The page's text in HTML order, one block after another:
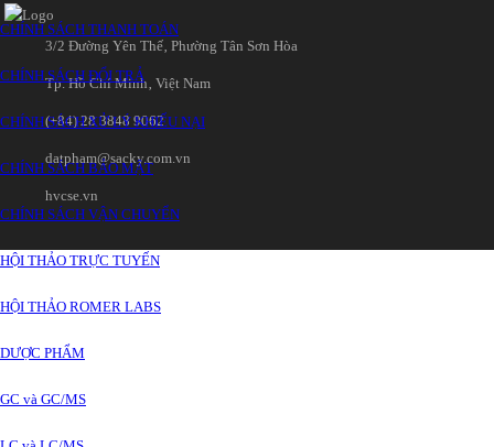
CHÍNH SÁCH THANH TOÁN
CHÍNH SÁCH ĐỔI TRẢ
CHÍNH SÁCH XỬ LÝ KHIẾU NẠI
CHÍNH SÁCH BẢO MẬT
CHÍNH SÁCH VẬN CHUYỂN
HỘI THẢO TRỰC TUYẾN
HỘI THẢO ROMER LABS
DƯỢC PHẨM
GC và GC/MS
3/2 Đường Yên Thế‚ Phường Tân Sơn Hòa
Tp. Hồ Chí Minh‚ Việt Nam
(+84) 28 3848 9062
datpham@sacky.com.vn
hvcse.vn